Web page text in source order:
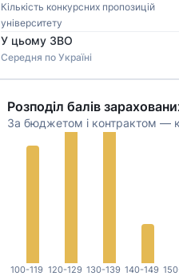
Кількість конкурсних пропозицій
університету
У цьому ЗВО
Середня по Україні
Розподіл балів
За бюджетом і контрактом —
100-119 120-129 130-139 140-149